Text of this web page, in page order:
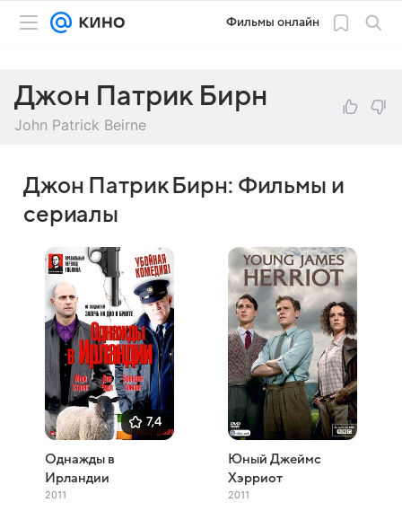
Фильмы онлайн
Джон Патрик Бирн
John Patrick Beirne
Джон Патрик Бирн: Фильмы и
сериалы
7,4
Однажды в
Ирландии
2011
Юный Джеймс
Хэрриот
2011